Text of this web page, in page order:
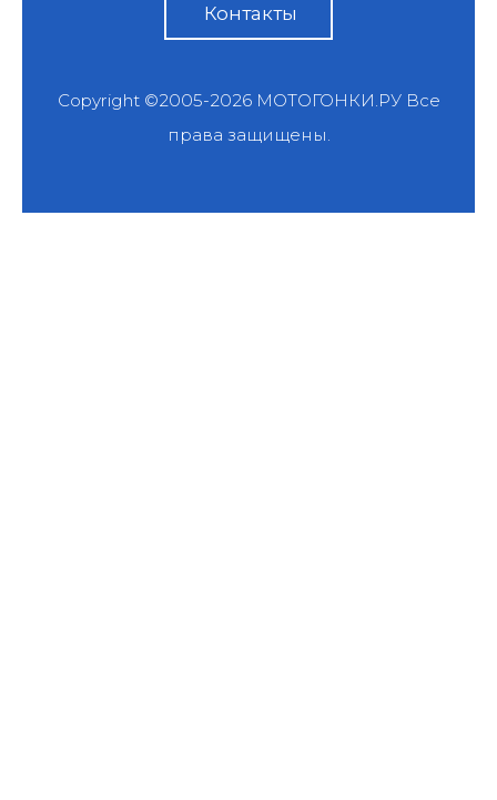
Контакты
Copyright ©2005-2026 МОТОГОНКИ.РУВсе
права защищены.